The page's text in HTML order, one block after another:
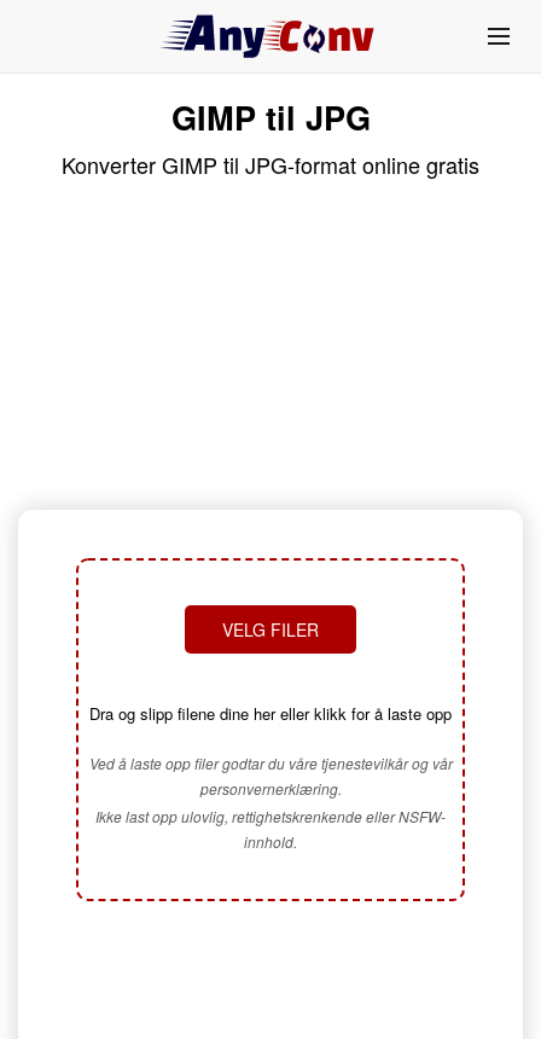
GIMP til JPG
Konverter GIMP til JPG-format online gratis
VELG FILER
Dra og slipp filene dine her eller klikk for å laste opp
Ved å laste opp filer godtar du våre tjenestevilkår og vår
personvernerklæring.
Ikke last opp ulovlig, rettighetskrenkende eller NSFW-
innhold.